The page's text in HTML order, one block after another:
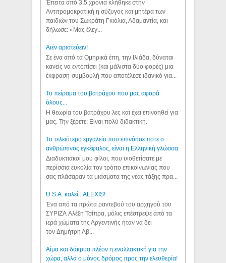
Έπειτα από 3,5 χρόνια κλήθηκε στην
Αντιτρομοκρατική η σύζυγος και μητέρα των
παιδιών του Σωκράτη Γκιόλια, Αδαμαντία, και
δήλωσε: «Μας έλεγ...
Aιέν αριστεύειν!
Σε ένα από τα Ομηρικά έπη, την Ιλιάδα, δύναται
κανείς να εντοπίσει (και μάλιστα δύο φορές) μια
έκφραση-συμβουλή που αποτέλεσε ιδανικό για...
Το πείραμα του βατράχου που μας αφορά
όλους...
Η θεωρία του βατράχου λες και έχει επινοηθεί για
μας. Την ξέρετε; Είναι πολύ διδακτική.
Το τελειότερο εργαλείο που επινόησε ποτε ο
ανθρώπινος εγκέφαλος, είναι η Ελληνική γλώσσα.
Διαδυκτιακοί μου φίλοι, που υιοθετίσατε με
περίσσια ευκολία τον τρόπο επικοινωνίας που
σας πλάσαραν τα μιάσματα της νέας τάξης πρα...
U.S.A. καλεί...ALEXIS!
Ένα από τα πρώτα ραντεβού του αρχηγού του
ΣΥΡΙΖΑ Αλέξη Τσίπρα, μόλις επέστρεψε από τα
ιερά χώματα της Αργεντινής ήταν να δει
τον Δημήτρη Αβ...
Αίμα και δάκρυα πλέον η εναλλακτική για την
χώρα, αλλά ο μόνος δρόμος προς την ελευθερία!